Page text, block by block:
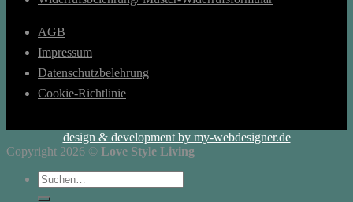
AGB
Impressum
Datenschutzbelehrung
Cookie-Richtlinie
design & development by my-webdesigner.de
Copyright 2026 © Love Style Living
Suchen
nach: